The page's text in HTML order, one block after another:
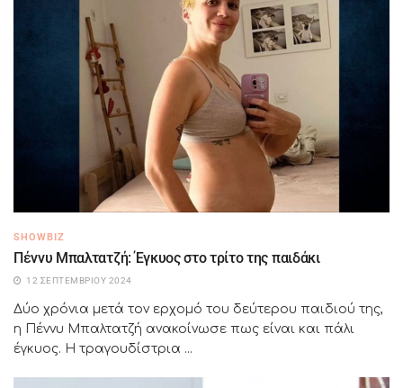
SHOWBIZ
Πέννυ Μπαλτατζή: Έγκυος στο τρίτο της παιδάκι
12 ΣΕΠΤΕΜΒΡΊΟΥ 2024
Δύο χρόνια μετά τον ερχομό του δεύτερου παιδιού της,
η Πέννυ Μπαλτατζή ανακοίνωσε πως είναι και πάλι
έγκυος. Η τραγουδίστρια ...